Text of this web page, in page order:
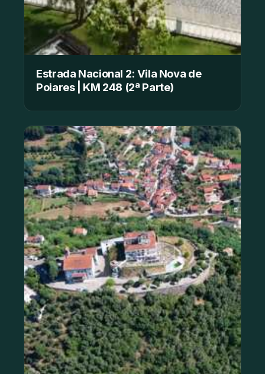
Estrada Nacional 2: Vila Nova de
Poiares | KM 248 (2ª Parte)